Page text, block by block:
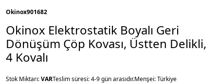
Okinox901682
Okinox Elektrostatik Boyalı Geri
Dönüşüm Çöp Kovası, Üstten Delikli,
4 Kovalı
Stok Miktarı:VARTeslim süresi: 4-9 gün arasıdır.Menşei: Türkiye